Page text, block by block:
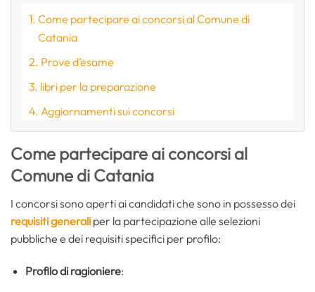
Come partecipare ai concorsi al Comune di
Catania
Prove d’esame
libri per la preparazione
Aggiornamenti sui concorsi
Come partecipare ai concorsi al
Comune di Catania
I concorsi sono aperti ai candidati che sono in possesso dei
requisiti generali per la partecipazione alle selezioni
pubbliche e dei requisiti specifici per profilo:
Profilo di ragioniere: